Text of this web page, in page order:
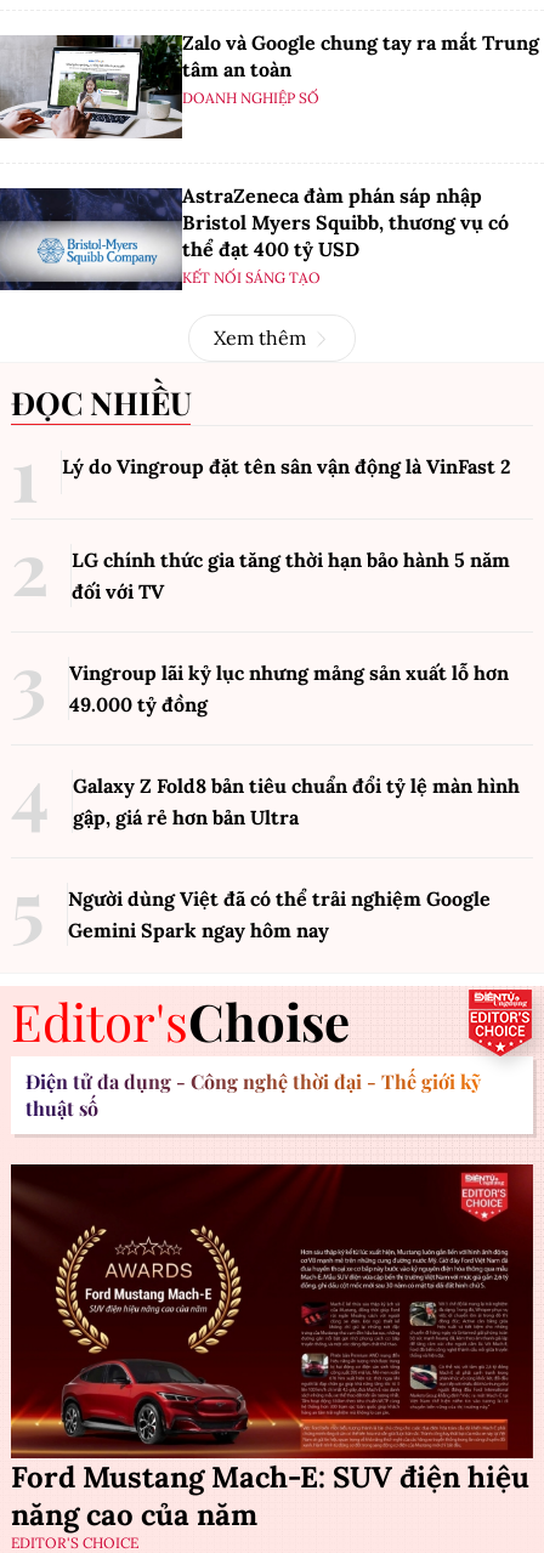
Zalo và Google chung tay ra mắt Trung
tâm an toàn
DOANH NGHIỆP SỐ
AstraZeneca đàm phán sáp nhập
Bristol Myers Squibb, thương vụ có
thể đạt 400 tỷ USD
KẾT NỐI SÁNG TẠO
Xem thêm
ĐỌC NHIỀU
Lý do Vingroup đặt tên sân vận động là VinFast 2
LG chính thức gia tăng thời hạn bảo hành 5 năm
đối với TV
Vingroup lãi kỷ lục nhưng mảng sản xuất lỗ hơn
49.000 tỷ đồng
Galaxy Z Fold8 bản tiêu chuẩn đổi tỷ lệ màn hình
gập, giá rẻ hơn bản Ultra
Người dùng Việt đã có thể trải nghiệm Google
Gemini Spark ngay hôm nay
Editor'sChoise
Điện tử đa dụng - Công nghệ thời đại - Thế giới kỹ
thuật số
Ford Mustang Mach-E: SUV điện hiệu
năng cao của năm
EDITOR'S CHOICE